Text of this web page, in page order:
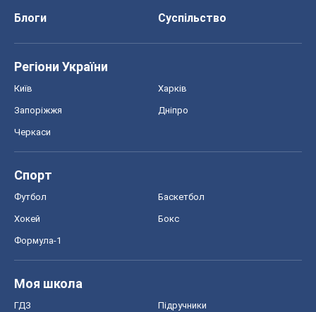
Блоги
Суспільство
Регіони України
Київ Харків
Запоріжжя Дніпро
Черкаси
Спорт
Футбол Баскетбол
Хокей Бокс
Формула-1
Моя школа
ГДЗ Підручники